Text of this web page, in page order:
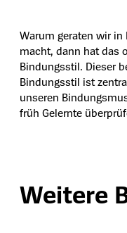
Warum geraten wir
macht, dann hat das
Bindungsstil. Dieser
Bindungsstil ist
unseren
früh Gelernte
Produktgalerie
Weitere